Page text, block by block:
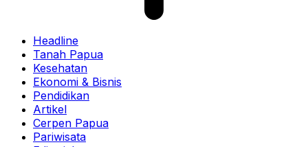
Headline
Tanah Papua
Kesehatan
Ekonomi & Bisnis
Pendidikan
Artikel
Cerpen Papua
Pariwisata